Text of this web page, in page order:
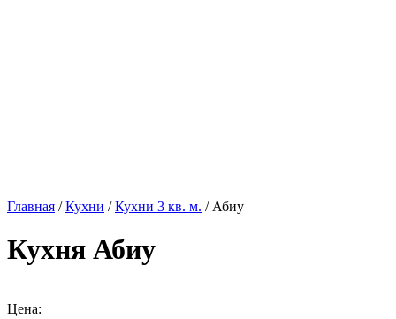
Главная /Кухни /Кухни 3 кв. м. / Абиу
Кухня Абиу
Цена: